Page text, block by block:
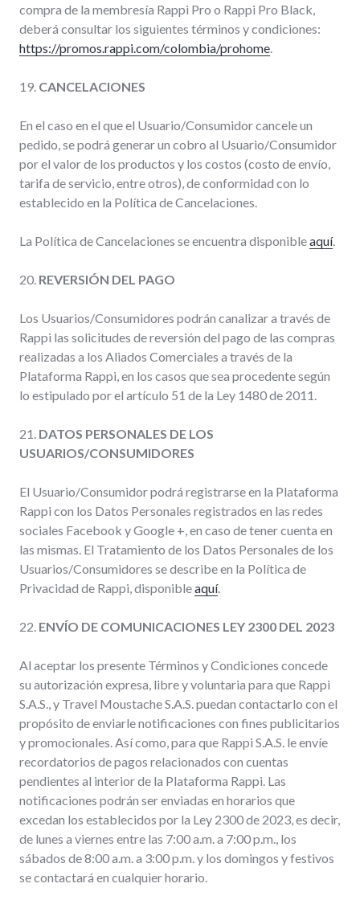
compra de la membresía Rappi Pro o Rappi Pro Black,
deberá consultar los siguientes términos y condiciones:
https://promos.rappi.com/colombia/prohome
19. CANCELACIONES
En el caso en el que el Usuario/Consumidor cancele un
pedido, se podrá generar un cobro al Usuario/Consumidor
por el valor de los productos y los costos (costo de envío,
tarifa de servicio, entre otros), de conformidad con lo
establecido en la Política de Cancelaciones.
La Política de Cancelaciones se encuentra disponibleaquí.
20. REVERSIÓN DEL PAGO
Los Usuarios/Consumidores podrán canalizar a través de
Rappi las solicitudes de reversión del pago de las compras
realizadas a los Aliados Comerciales a través de la
Plataforma Rappi, en los casos que sea procedente según
lo estipulado por el artículo 51 de la Ley 1480 de 2011.
21. DATOS PERSONALES DE LOS
USUARIOS/CONSUMIDORES
El Usuario/Consumidor podrá registrarse en la Plataforma
Rappi con los Datos Personales registrados en las redes
sociales Facebook y Google +, en caso de tener cuenta en
las mismas. El Tratamiento de los Datos Personales de los
Usuarios/Consumidores se describe en la Política de
Privacidad de Rappi, disponibleaquí.
22. ENVÍO DE COMUNICACIONES LEY 2300 DEL 2023
Al aceptar los presente Términos y Condiciones concede
su autorización expresa, libre y voluntaria para que Rappi
S.A.S., y Travel Moustache S.A.S. puedan contactarlo con el
propósito de enviarle notificaciones con fines publicitarios
y promocionales. Así como, para que Rappi S.A.S. le envíe
recordatorios de pagos relacionados con cuentas
pendientes al interior de la Plataforma Rappi. Las
notificaciones podrán ser enviadas en horarios que
excedan los establecidos por la Ley 2300 de 2023, es decir,
de lunes a viernes entre las 7:00 a.m. a 7:00 p.m., los
sábados de 8:00 a.m. a 3:00 p.m. y los domingos y festivos
se contactará en cualquier horario.